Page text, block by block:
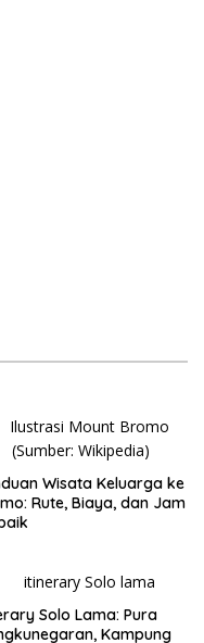
Wisata Keluarga ke
Rute, Biaya, dan Jam
Solo Lama: Pura
Kampung